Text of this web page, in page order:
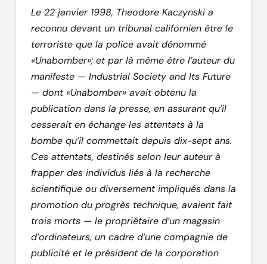
Le 22 janvier 1998, Theodore Kaczynski a
reconnu devant un tribunal californien être le
terroriste que la police avait dénommé
«Unabomber»; et par là même être l’auteur du
manifeste — Industrial Society and Its Future
— dont «Unabomber» avait obtenu la
publication dans la presse, en assurant qu’il
cesserait en échange les attentats à la
bombe qu’il commettait depuis dix-sept ans.
Ces attentats, destinés selon leur auteur à
frapper des individus liés à la recherche
scientifique ou diversement impliqués dans la
promotion du progrès technique, avaient fait
trois morts — le propriétaire d’un magasin
d’ordinateurs, un cadre d’une compagnie de
publicité et le président de la corporation